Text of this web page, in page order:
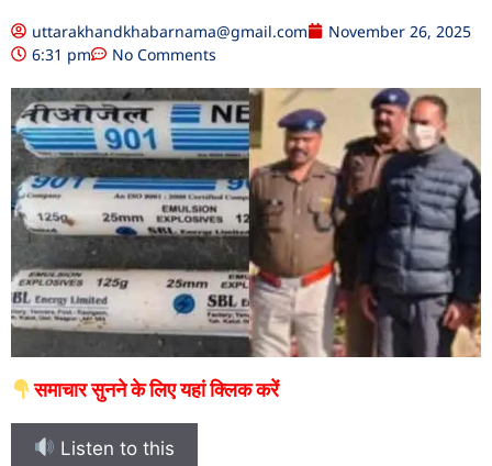
uttarakhandkhabarnama@gmail.com
November 26, 2025
6:31 pm
No Comments
समाचार सुनने के लिए यहां क्लिक करें
Listen to this